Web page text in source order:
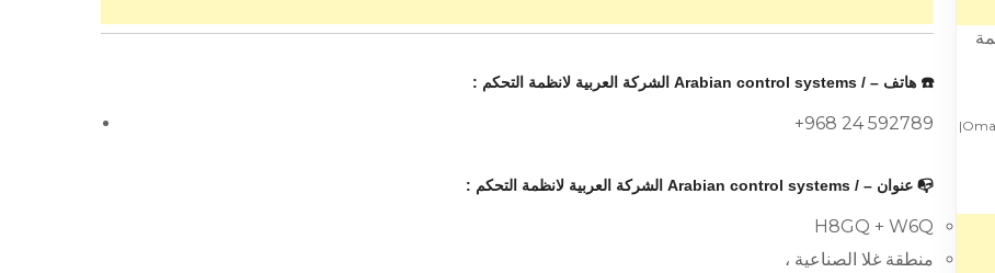
/ Arabian control systems الشركة العربية لانظمة التحكم – Oman|Muscat|
☎️ هاتف – / Arabian control systems الشركة العربية لانظمة التحكم :
+968 24 592789
📭 عنوان – / Arabian control systems الشركة العربية لانظمة التحكم :
H8GQ + W6Q
منطقة غلا الصناعية ،